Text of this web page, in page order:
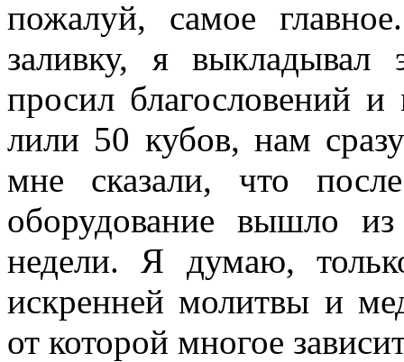
пожалуй, самое
заливку, я
просил благословений
лили 50 кубов, нам
мне сказали, что
оборудование вышло
недели. Я думаю,
искренней молитвы и
от которой многое